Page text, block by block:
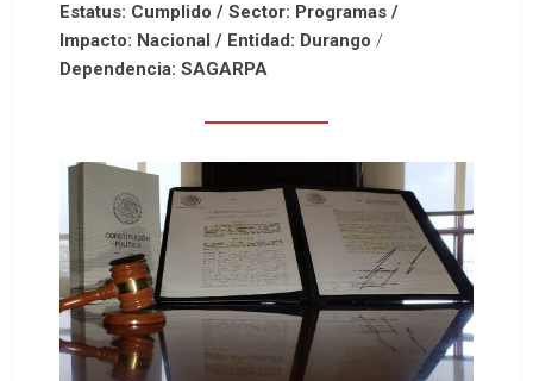
Estatus: Cumplido / Sector: Programas /
Impacto: Nacional / Entidad: Durango /
Dependencia: SAGARPA